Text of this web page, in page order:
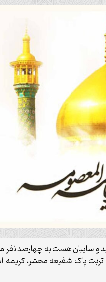
و سایبان هست به چهارصد
تربت پاک شفیعه محشر،